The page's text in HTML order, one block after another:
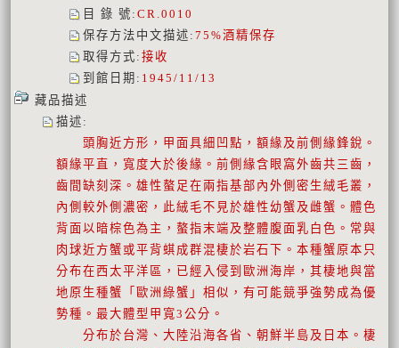
目 錄 號 : CR.0010
保存方法中文描述 : 75%酒精保存
取得方式 : 接收
到館日期 : 1945/11/13
藏品描述
描述 :
頭胸近方形，甲面具細凹點，額緣及前側緣鋒銳。
額緣平直，寬度大於後緣。前側緣含眼窩外齒共三齒，
齒間缺刻深。雄性螯足在兩指基部內外側密生絨毛叢，
內側較外側濃密，此絨毛不見於雄性幼蟹及雌蟹。體色
背面以暗棕色為主，螯指末端及整體腹面乳白色。常與
肉球近方蟹或平背蜞成群混棲於岩石下。本種蟹原本只
分布在西太平洋區，已經入侵到歐洲海岸，其棲地與當
地原生種蟹「歐洲綠蟹」相似，有可能競爭強勢成為優
勢種。最大體型甲寬3公分。
分布於台灣、大陸沿海各省、朝鮮半島及日本。棲